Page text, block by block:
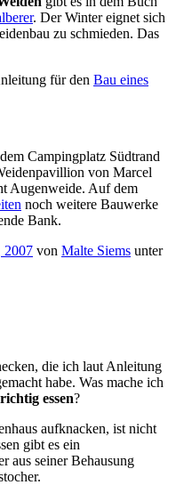
. Der Winter eignet sich
zu schmieden. Das
für den Bau eines
Campingplatz Südtrand
von Marcel
Augenweide. Auf dem
noch weitere Bauwerke
Bank.
2007 von Malte Siems unter
die ich laut Anleitung
habe. Was mache ich
essen?
aufknacken, ist nicht
gibt es ein
aus seiner Behausung